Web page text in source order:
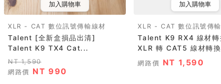
加入購物車
XLR - CAT 數位訊號傳輸線材
Talent [全新盒損品出清]
Talent K9 TX4 Cat...
NT 1,590
網路價 NT 990
加入購物車
XLR - CAT 數位訊號傳
Talent K9 RX4 線材轉換器
XLR 轉 CAT5 線材轉
網路價 NT 1,590